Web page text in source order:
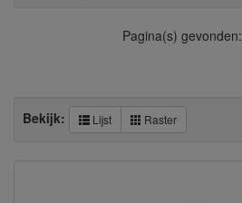
Pagina(s) gevonden:
Bekijk: Lijst Raster